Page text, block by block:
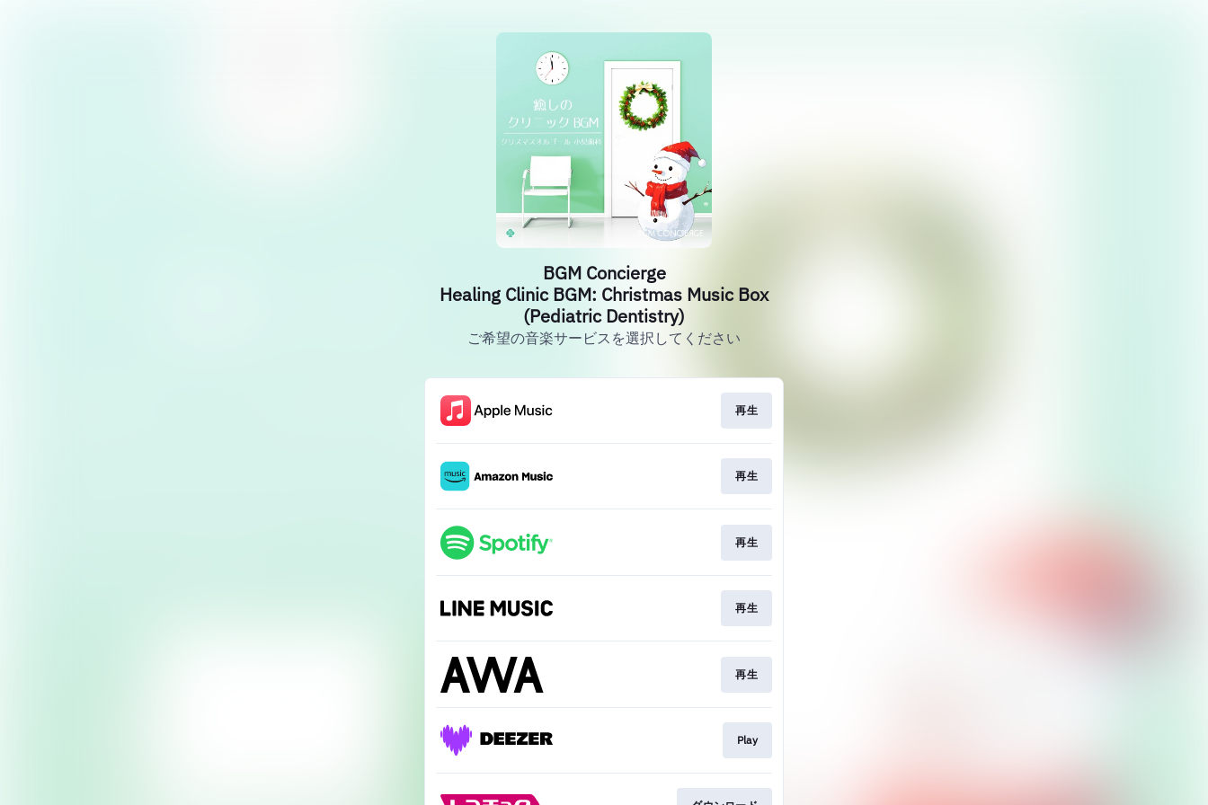
BGM Concierge
Healing Clinic BGM: Christmas Music Box
(Pediatric Dentistry)
ご希望の音楽サービスを選択してください
再生
再生
再生
再生
再生
Play